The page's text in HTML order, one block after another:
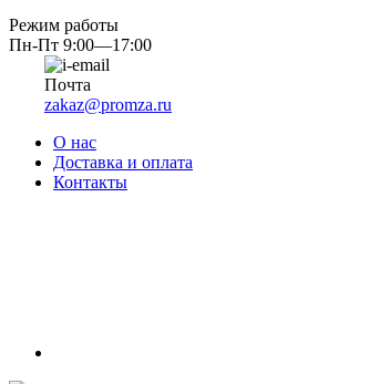
Режим работы
Пн-Пт 9:00—17:00
Почта
zakaz@promza.ru
О нас
Доставка и оплата
Контакты